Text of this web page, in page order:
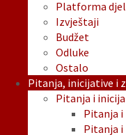
Platforma
Izvještaji
Budžet
Odluke
Ostalo
Pitanja, inicijative i
Pitanja i
Pitanja i
Pitanja i